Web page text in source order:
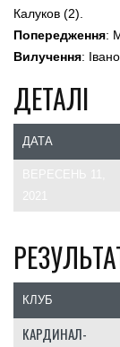
Калуков (2).
Попередження:
Вилучення:
ДЕТАЛІ
ДАТА
КЛУБ
КАРДИНАЛ-